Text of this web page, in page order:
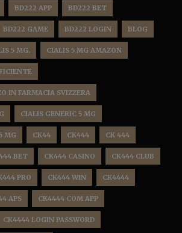
BD222 APP BD222 BET
BD222 GAME BD222 LOGIN BLOG
5 MG. CIALIS 5 MG AMAZON
IN FARMACIA SVIZZERA
CIALIS GENERIC 5 MG
MG CK44 CK444 CK 444
BET CK444 CASINO CK444 CLUB
PRO CK444 WIN CK4444
APS CK4444 COM APP
CK4444 LOGIN PASSWORD